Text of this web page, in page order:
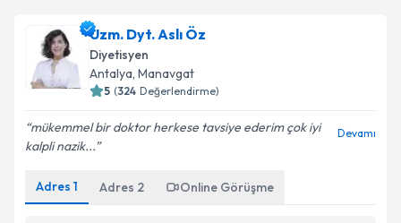
Uzm. Dyt. Aslı Öz
Diyetisyen
Antalya, Manavgat
5 (324 Değerlendirme)
mükemmel bir doktor herkese tavsiye ederim çok iyi
kalpli nazik...
Devamı
Adres 1 Adres 2 Online Görüşme